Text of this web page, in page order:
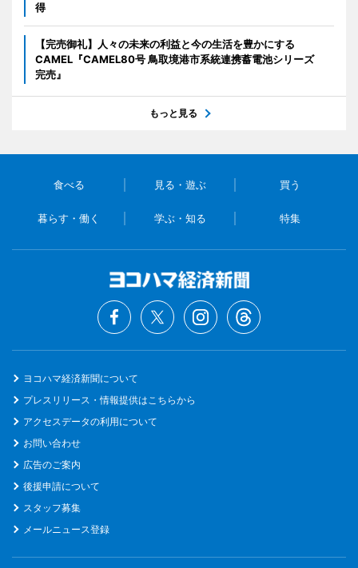
得
【完売御礼】人々の未来の利益と今の生活を豊かにする
CAMEL『CAMEL80号 鳥取境港市系統連携蓄電池シリーズ
完売』
もっと見る
食べる 見る・遊ぶ 買う
暮らす・働く 学ぶ・知る 特集
ヨコハマ経済新聞について
プレスリリース・情報提供はこちらから
アクセスデータの利用について
お問い合わせ
広告のご案内
後援申請について
スタッフ募集
メールニュース登録